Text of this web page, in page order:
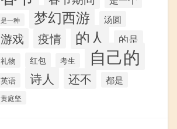
是一种 梦幻西游 汤圆
游戏 疫情 的人 的是
礼物 红包 考生 自己的
英语 诗人 还不 都是
黄庭坚